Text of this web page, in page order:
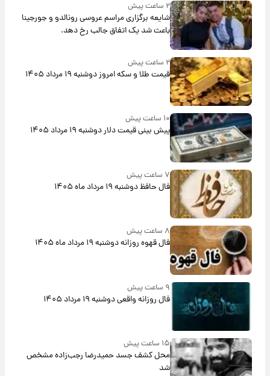
۲ ساعت پیش
شایعه برگزاری مراسم عروسی رونالدو و جورجینا
باعث شد یک اتفاق جالب رخ دهد.
۲ ساعت پیش
قیمت طلا و سکه امروز دوشنبه ۱۹ مرداد ۱۴۰۵
۱۰ ساعت پیش
پیش‌ بینی قیمت دلار دوشنبه ۱۹ مرداد ۱۴۰۵
۷ ساعت پیش
فال حافظ دوشنبه ۱۹ مرداد ماه ۱۴۰۵
۸ ساعت پیش
فال قهوه روزانه دوشنبه ۱۹ مرداد ماه ۱۴۰۵
۹ ساعت پیش
فال روزانه واقعی دوشنبه ۱۹ مرداد ۱۴۰۵
۱۵ ساعت پیش
محل کشف جسد حمیدرضا رجب‌زاده مشخص
شد